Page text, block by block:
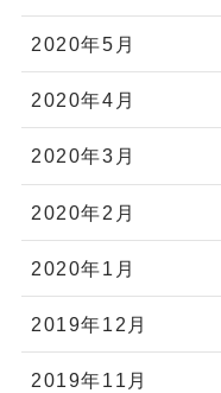
2020年5月
2020年4月
2020年3月
2020年2月
2020年1月
2019年12月
2019年11月